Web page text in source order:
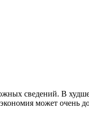
сведений. В
может очень